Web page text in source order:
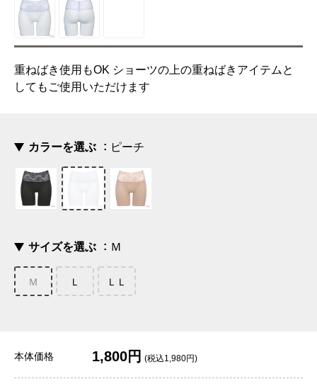
重ねばき使用もOK ショーツの上の重ねばきアイテムと
してもご使用いただけます
カラーを選ぶ ピーチ
サイズを選ぶ Ｍ
Ｍ Ｌ ＬＬ
本体価格 1,800円 (税込1,980円)